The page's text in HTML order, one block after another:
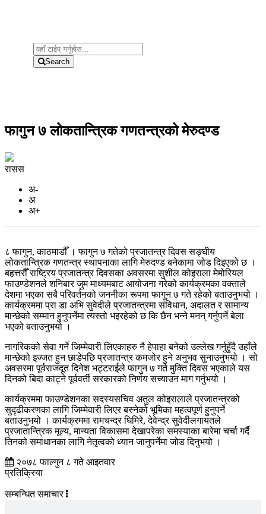
Search
फागुन ७ लोकतान्त्रिक गणतन्त्रको मेरुदण्ड
रासस
अ-
अ
अ+
८ फागुन, काठमाडौँ । फागुन ७ गतेको प्रजातन्त्र दिवस सङ्घीय
लोकतान्त्रिक गणतन्त्र स्थापनाका लागि मेरुदण्ड बनेकामा जोड दिइएको छ ।
बहत्तरौँ राष्ट्रिय प्रजातन्त्र दिवसका अवसरमा सुशील कोइराला मेमोरियल
फाउण्डेशनले शनिबार जुम माध्यमबाट आयोजना गरेको कार्यक्रमका वक्ताले
देशमा भएका सबै परिवर्तनको जननीका रूपमा फागुन ७ गते रहेको बताउनुभयो ।
कार्यक्रममा प्रा डा अभि सुवेदीले प्रजातन्त्रमा संविधान, अदालत र सामान्य
मान्छेको सम्मान हुनुपर्नेमा त्यस्तो भइरहेको छ कि छैन भन्ने मनन् गर्नुपर्ने बेला
भएको बताउनुभयो ।
नागरिकको सेवा गर्ने जिम्मेवारी लिएकाहरु नै हेपाहा बनेको उल्लेख गर्नुहुँदै उहाँले
मान्छेको इज्जत हुन छाडेपछि प्रजातन्त्र कमजोर हुने अनुभव सुनाउनुभयो । सो
अवसरमा पूर्वराजदूत दिनेश भट्टराईले फागुन ७ गते मुक्ति दिवस भएकाले यस
दिनको बिदा काट्ने पूर्ववर्ती सरकारको निर्णय सच्याउन माग गर्नुभयो ।
कार्यक्रममा फाउण्डेशनका सदस्यसचिव अतुल कोइरालाले प्रजातन्त्रको
सुदृढीकरणका लागि जिम्मेवारी लिएर बस्नेको भूमिका महत्वपूर्ण हुनुपर्ने
बताउनुभयो । कार्यक्रममा रामचन्द्र घिमिरे, देवेन्द्र सुवेदीलगायतले
प्रजातान्त्रिक मूल्य, मान्यता विकासमा देखापरेका समस्याका बारेमा चर्चा गर्दै
तिनको समाधानका लागि नेतृत्वको ध्यान जानुपर्नेमा जोड दिनुभयो ।
२०७८ फाल्गुन ८ गते आइतवार
प्रतिक्रिया
सम्बन्धित समाचार